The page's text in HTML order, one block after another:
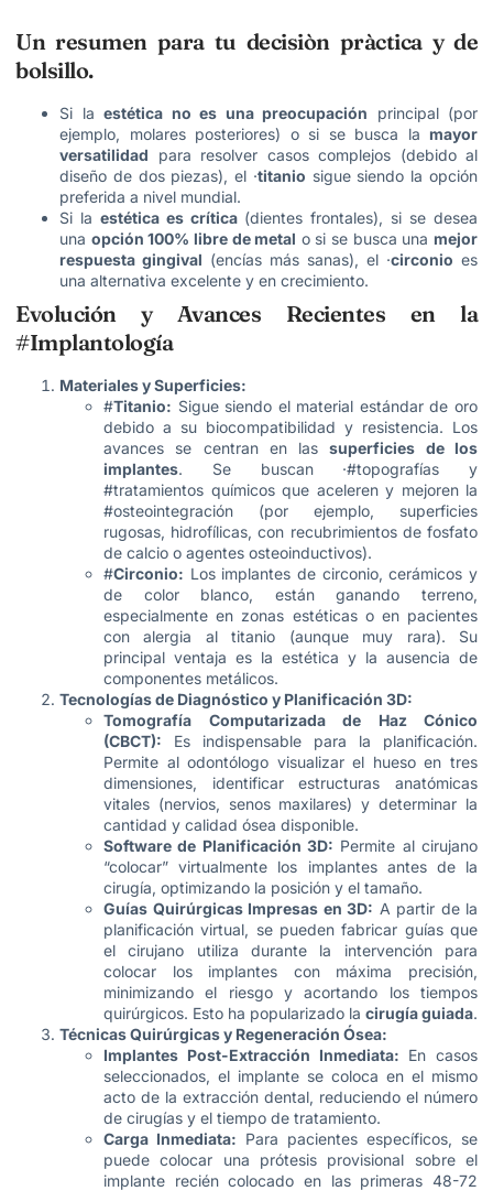
Un resumen para tu decisiòn pràctica y de
bolsillo.
Si la estética no es una preocupación principal (por
ejemplo, molares posteriores) o si se busca la mayor
versatilidad para resolver casos complejos (debido al
diseño de dos piezas), el ·titanio sigue siendo la opción
preferida a nivel mundial.
Si la estética es crítica(dientes frontales), si se desea
una opción 100% libre de metal o si se busca una mejor
respuesta gingival (encías más sanas), el ·circonio es
una alternativa excelente y en crecimiento.
Evolución y Avances Recientes en la
#Implantología
Materiales y Superficies:
#Titanio: Sigue siendo el material estándar de oro
debido a su biocompatibilidad y resistencia. Los
avances se centran en lassuperficies de los
implantes. Se buscan ·#topografías y
#tratamientos químicos que aceleren y mejoren la
#osteointegración (por ejemplo, superficies
rugosas, hidrofílicas, con recubrimientos de fosfato
de calcio o agentes osteoinductivos).
#Circonio: Los implantes de circonio, cerámicos y
de color blanco, están ganando terreno,
especialmente en zonas estéticas o en pacientes
con alergia al titanio (aunque muy rara). Su
principal ventaja es la estética y la ausencia de
componentes metálicos.
Tecnologías de Diagnóstico y Planificación 3D:
Tomografía Computarizada de Haz Cónico
(CBCT): Es indispensable para la planificación.
Permite al odontólogo visualizar el hueso en tres
dimensiones, identificar estructuras anatómicas
vitales (nervios, senos maxilares) y determinar la
cantidad y calidad ósea disponible.
Software de Planificación 3D: Permite al cirujano
“colocar” virtualmente los implantes antes de la
cirugía, optimizando la posición y el tamaño.
Guías Quirúrgicas Impresas en 3D: A partir de la
planificación virtual, se pueden fabricar guías que
el cirujano utiliza durante la intervención para
colocar los implantes con máxima precisión,
minimizando el riesgo y acortando los tiempos
quirúrgicos. Esto ha popularizado la cirugía guiada.
Técnicas Quirúrgicas y Regeneración Ósea:
Implantes Post-Extracción Inmediata: En casos
seleccionados, el implante se coloca en el mismo
acto de la extracción dental, reduciendo el número
de cirugías y el tiempo de tratamiento.
Carga Inmediata: Para pacientes específicos, se
puede colocar una prótesis provisional sobre el
implante recién colocado en las primeras 48-72